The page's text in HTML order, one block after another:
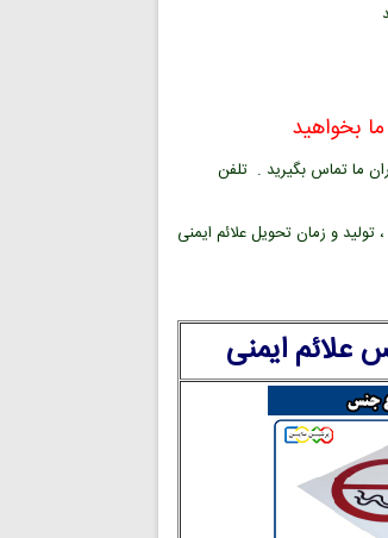
بخواهید
ما تماس بگیرید . تلفن
و زمان تحویل علائم ایمنی
علائم ایمنی